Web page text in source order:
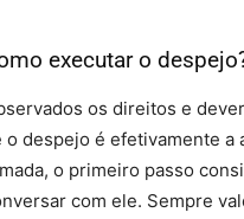
executar o
os direitos e
o despejo é efetivamente a
o primeiro passo
com ele. Sempre